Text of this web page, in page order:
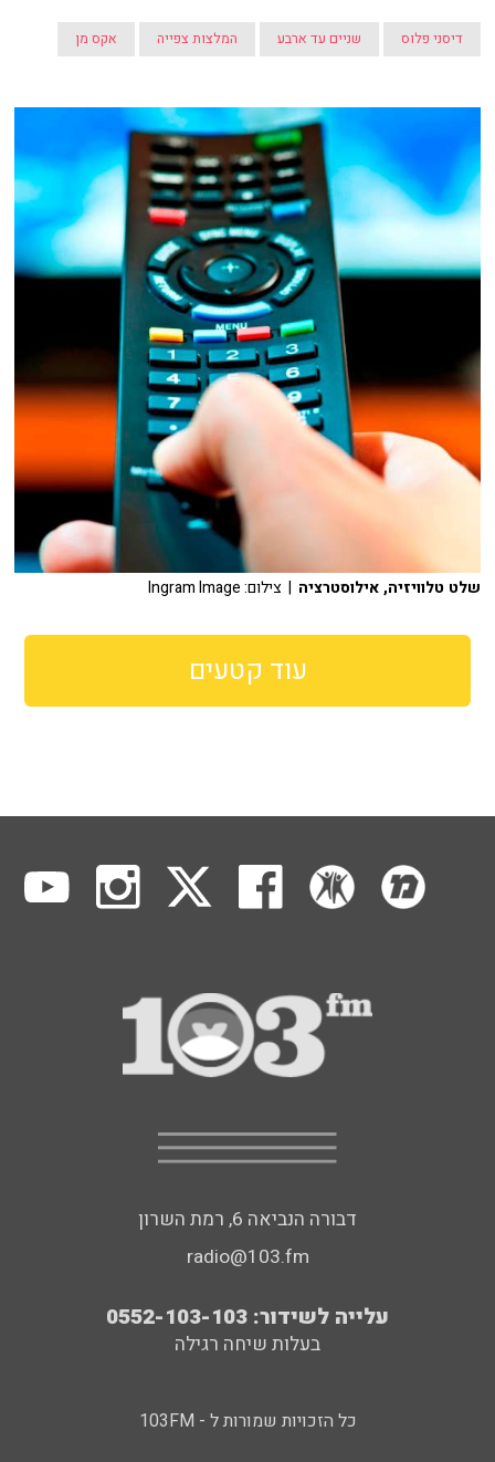
דיסני פלוס שניים עד ארבע המלצות צפייה אקס מן
שלט טלוויזיה, אילוסטרציה | צילום: Ingram Image
עוד קטעים
דבורה הנביאה 6, רמת השרון
radio@103.fm
עלייה לשידור: 0552-103-103
בעלות שיחה רגילה
כל הזכויות שמורות ל - 103FM